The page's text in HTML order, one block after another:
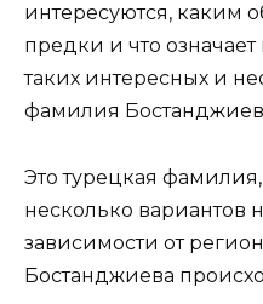
интересуются, каким
предки и что
таких интересных и
фамилия
Это турецкая
несколько вариантов
зависимости от
Бостанджиева